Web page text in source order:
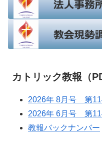
カトリック教報（
2026年 8月号 第
2026年 6月号 第
教報バックナンバー